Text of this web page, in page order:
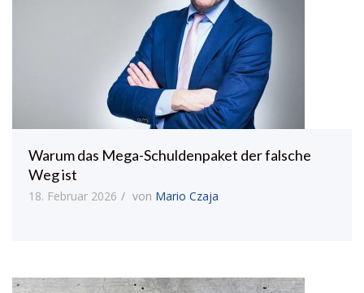
Warum das Mega-Schuldenpaket der falsche
Weg ist
18. Februar 2026 von Mario Czaja